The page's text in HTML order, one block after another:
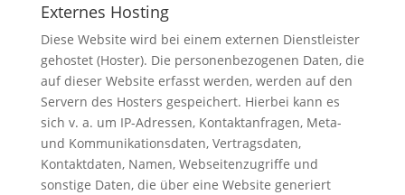
Externes Hosting
Diese Website wird bei einem externen Dienstleister
gehostet (Hoster). Die personenbezogenen Daten, die
auf dieser Website erfasst werden, werden auf den
Servern des Hosters gespeichert. Hierbei kann es
sich v. a. um IP-Adressen, Kontaktanfragen, Meta-
und Kommunikationsdaten, Vertragsdaten,
Kontaktdaten, Namen, Webseitenzugriffe und
sonstige Daten, die über eine Website generiert